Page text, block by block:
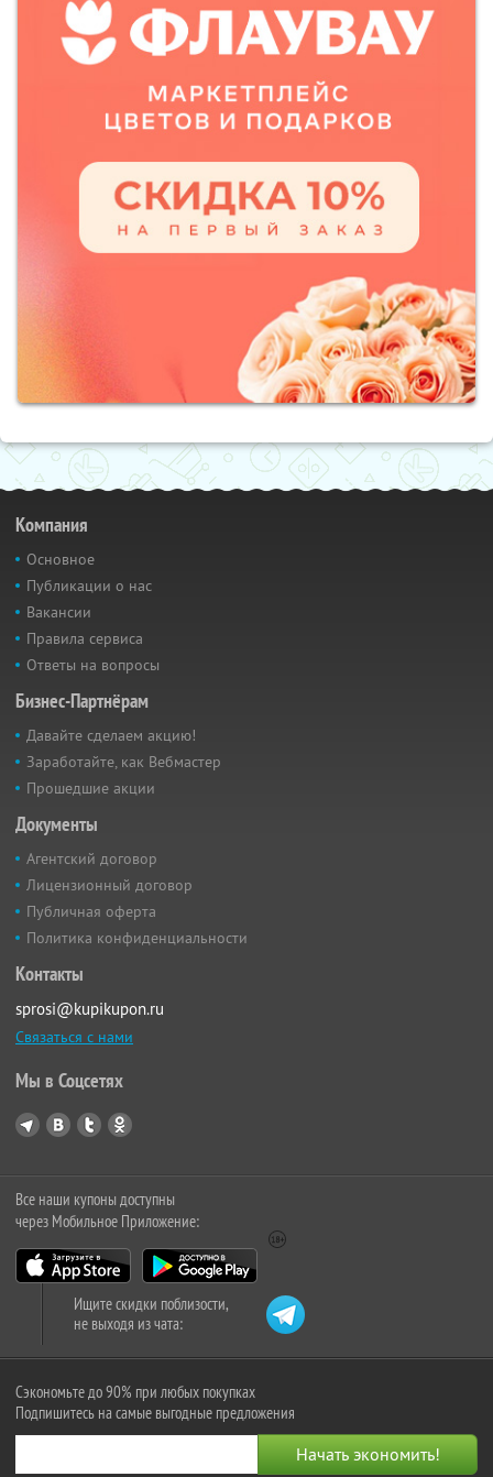
Компания
Основное
Публикации о нас
Вакансии
Правила сервиса
Ответы на вопросы
Бизнес-Партнёрам
Давайте сделаем акцию!
Заработайте, как Вебмастер
Прошедшие акции
Документы
Агентский договор
Лицензионный договор
Публичная оферта
Политика конфиденциальности
Контакты
sprosi@kupikupon.ru
Связаться с нами
Мы в Соцсетях
Все наши купоны доступны
через Мобильное Приложение:
Ищите скидки поблизости,
не выходя из чата:
Сэкономьте до 90% при любых покупках
Подпишитесь на самые выгодные предложения